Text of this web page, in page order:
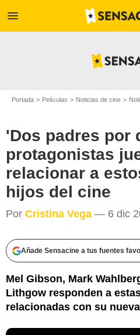
menu
Portada Películas Noticias de cine
'Dos padres por
protagonistas
relacionar a
hijos del cine
Por Cristina Vega — 6 dic
Añade Sensacine a tus fuentes
Mel Gibson, Mark
Lithgow responden a
relacionadas con su